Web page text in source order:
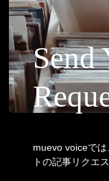
Send
muevo voiceで
トの記事リクエ